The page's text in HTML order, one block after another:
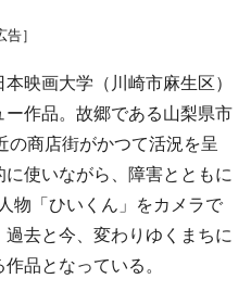
告］
映画大学（川崎市麻生区）
作品。故郷である山梨県市
の商店街がかつて活況を呈
使いながら、障害とともに
物「ひいくん」をカメラで
去と今、変わりゆくまちに
品となっている。